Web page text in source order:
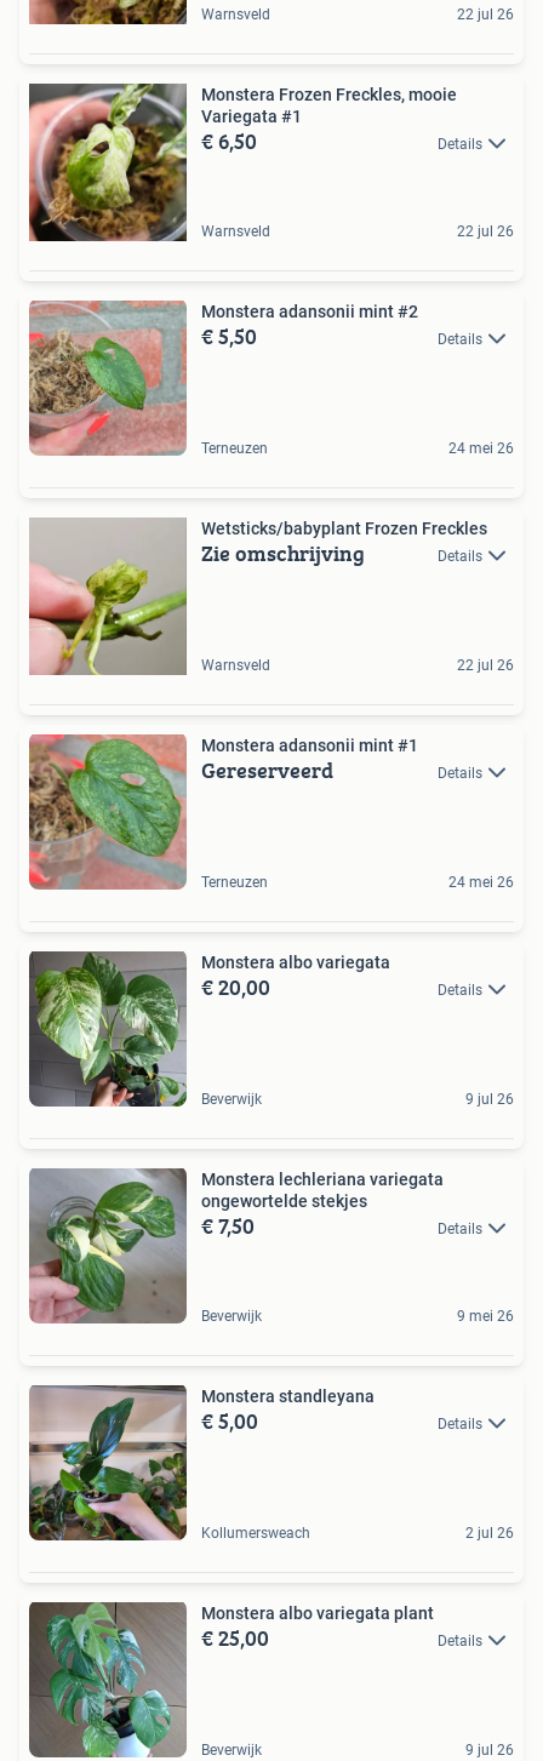
Warnsveld 22 jul 26
Monstera Frozen Freckles, mooie
Variegata #1
€ 6,50 Details
Warnsveld 22 jul 26
Monstera adansonii mint #2
€ 5,50 Details
Terneuzen 24 mei 26
Wetsticks/babyplant Frozen Freckles
Zie omschrijving Details
Warnsveld 22 jul 26
Monstera adansonii mint #1
Gereserveerd Details
Terneuzen 24 mei 26
Monstera albo variegata
€ 20,00 Details
Beverwijk 9 jul 26
Monstera lechleriana variegata
ongewortelde stekjes
€ 7,50 Details
Beverwijk 9 mei 26
Monstera standleyana
€ 5,00 Details
Kollumersweach 2 jul 26
Monstera albo variegata plant
€ 25,00 Details
Beverwijk 9 jul 26